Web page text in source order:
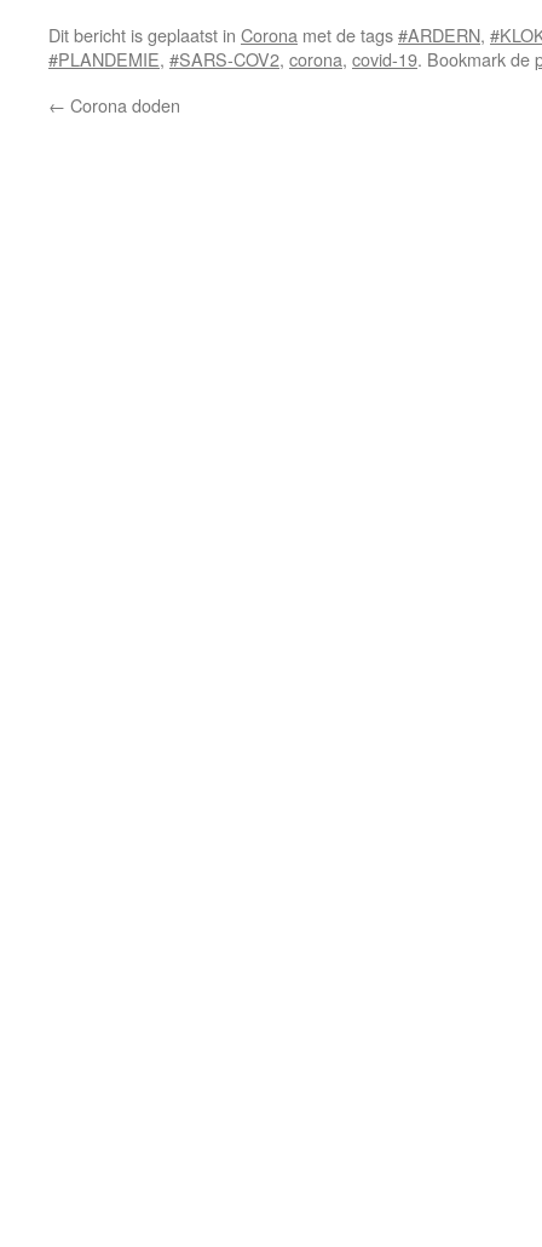
Dit bericht is geplaatst in Corona met de tags#ARDERN,
#PLANDEMIE, #SARS-COV2, corona, covid-19. Bookmark de
← Corona doden